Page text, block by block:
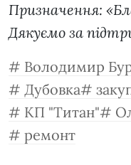
Призначення:
Дякуємо за
Володимир
Дубовка
КП "Титан"
ремонт